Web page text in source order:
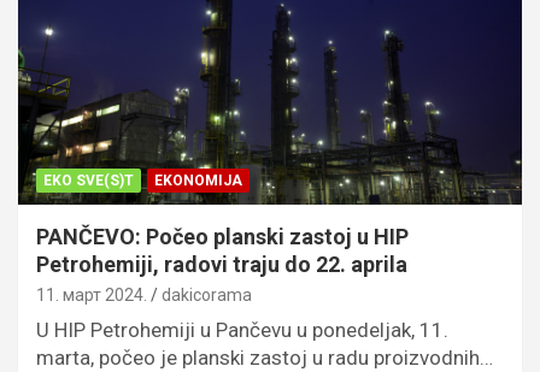
EKO SVE(S)T EKONOMIJA
PANČEVO: Počeo planski zastoj u HIP
Petrohemiji, radovi traju do 22. aprila
11. март 2024. dakicorama
U HIP Petrohemiji u Pančevu u ponedeljak, 11.
marta, počeo je planski zastoj u radu proizvodnih…